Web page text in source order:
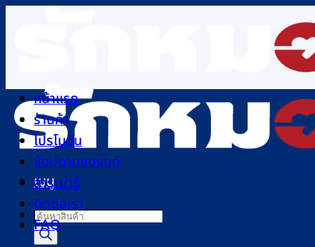
เมนู
Products
search
หน้าแรก
ร้านค้า
โปรโมชัน
ช้อปตามแบรนด์
สาระน่ารู้
ติดต่อเรา
FAQ